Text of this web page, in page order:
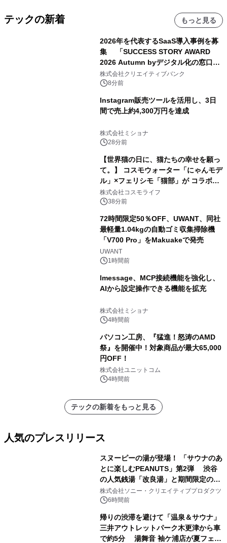
テックの新着 もっと見る
2026年を代表するSaaS導入事例を募
集 「SUCCESS STORY AWARD
2026 Autumn byデジタル化の窓口」
開催
株式会社クリエイティブバンク
8分前
Instagram販売ツールを活用し、3日
間で売上約4,300万円を達成
株式会社ミショナ
28分前
【世界猫の日に、猫たちの幸せを願っ
て。】 コスモウォーター「にゃんモデ
ル」×フェリシモ「猫部」が コラボキ
ャンペーンを実施
株式会社コスモライフ
38分前
72時間限定50％OFF、UWANT、同社
最軽量1.04kgの自動ゴミ収集掃除機
「V700 Pro」をMakuakeで発売
UWANT
1時間前
lmessage、MCP接続機能を強化し、
AIから設定操作できる機能を拡充
株式会社ミショナ
4時間前
パソコン工房、『猛進！怒涛のAMD
祭』を開催中！対象商品が最大65,000
円OFF！
株式会社ユニットコム
4時間前
テックの新着をもっと見る
人気のプレスリリース
スヌーピーの湯が登場！ 「サウナのあ
とに楽しむPEANUTS」第2弾 渋谷
の人気銭湯「改良湯」と期間限定のコ
ラボレーション サウナイキタイコラ
ボグッズも発売決定！
株式会社ソニー・クリエイティブプロダクツ
6時間前
帰りの渋滞を避けて「温泉＆サウナ」
三井アウトレットパーク木更津から車
で約5分 湯舞音 袖ケ浦店が夏フェア